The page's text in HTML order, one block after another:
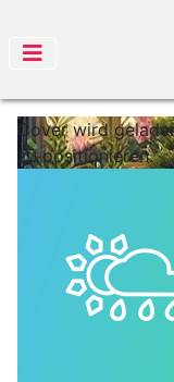
Cover wird
zu positionieren.